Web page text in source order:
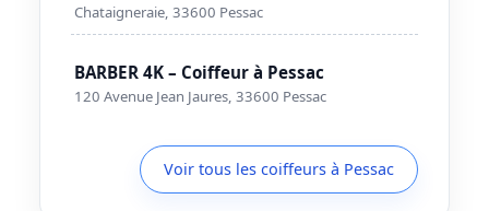
Chataigneraie, 33600 Pessac
BARBER 4K – Coiffeur à Pessac
120 Avenue Jean Jaures, 33600 Pessac
Voir tous les coiffeurs à Pessac